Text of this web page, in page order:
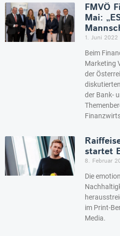
FMVÖ
Mai:
1. Juni 2022
Beim
Marketing
der
der Bank-
startet
8. Februar
Die
im Print-
Media.